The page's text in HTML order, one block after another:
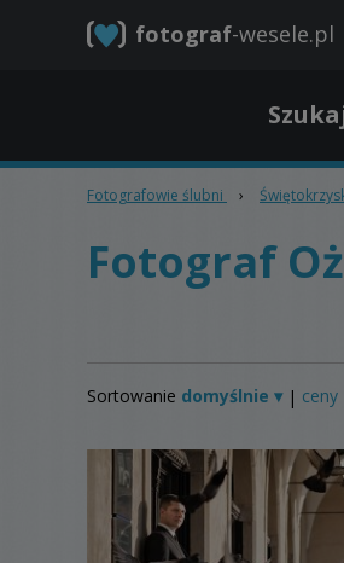
fotograf-wesele.pl
Fotografowie ślubni ›
Fotograf
Sortowanie domyślnie ▾ | ceny